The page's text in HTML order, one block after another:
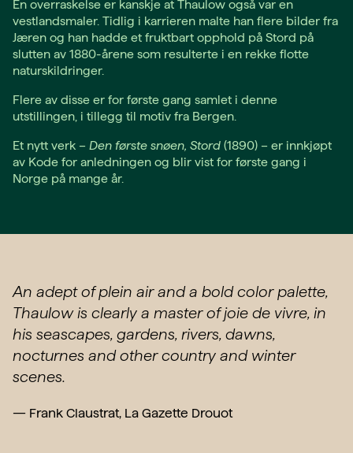
En overraskelse er kanskje at Thaulow også var en
vestlandsmaler. Tidlig i karrieren malte han flere bilder fra
Jæren og han hadde et fruktbart opphold på Stord på
slutten av 1880-årene som resulterte i en rekke flotte
naturskildringer.
Flere av disse er for første gang samlet i denne
utstillingen, i tillegg til motiv fra Bergen.
Et nytt verk – Den første snøen, Stord (1890) – er innkjøpt
av Kode for anledningen og blir vist for første gang i
Norge på mange år.
An adept of plein air and a bold color palette,
Thaulow is clearly a master of joie de vivre, in
his seascapes, gardens, rivers, dawns,
nocturnes and other country and winter
scenes.
— Frank Claustrat, La Gazette Drouot